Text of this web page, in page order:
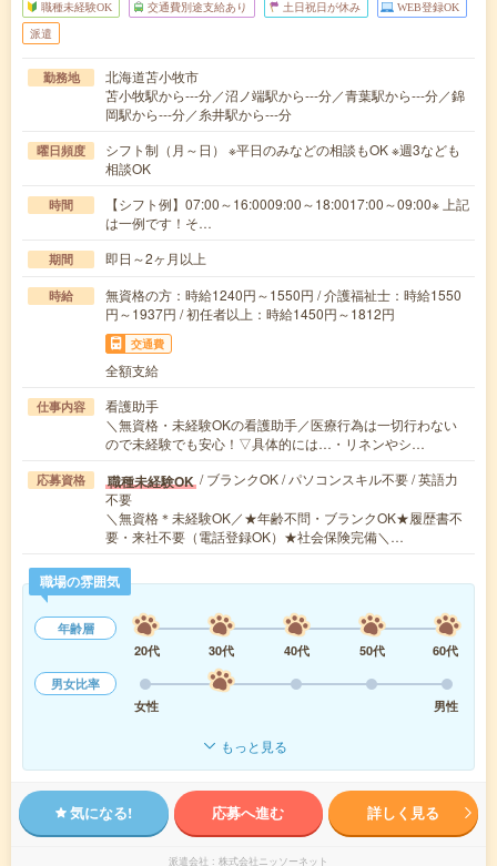
職種未経験OK 交通費別途支給あり 土日祝日が休み WEB登録OK
派遣
勤務地
北海道苫小牧市
苫小牧駅から---分／沼ノ端駅から---分／青葉駅から---分／錦
岡駅から---分／糸井駅から---分
曜日頻度
シフト制（月～日） ※平日のみなどの相談もOK ※週3なども
相談OK
時間
【シフト例】07:00～16:0009:00～18:0017:00～09:00※ 上記
は一例です！そ…
期間 即日～2ヶ月以上
時給
無資格の方：時給1240円～1550円 / 介護福祉士：時給1550
円～1937円 / 初任者以上：時給1450円～1812円
交通費
全額支給
仕事内容
看護助手
＼無資格・未経験OKの看護助手／医療行為は一切行わない
ので未経験でも安心！▽具体的には…・リネンやシ…
応募資格 職種未経験OK / ブランクOK / パソコンスキル不要 / 英語力
不要
＼無資格＊未経験OK／★年齢不問・ブランクOK★履歴書不
要・来社不要（電話登録OK）★社会保険完備＼…
職場の雰囲気
年齢層
20代
30代 40代 50代
60代
男女比率
女性
男性
もっと見る
気になる! 応募へ進む 詳しく見る
派遣会社 株式会社ニッソーネット